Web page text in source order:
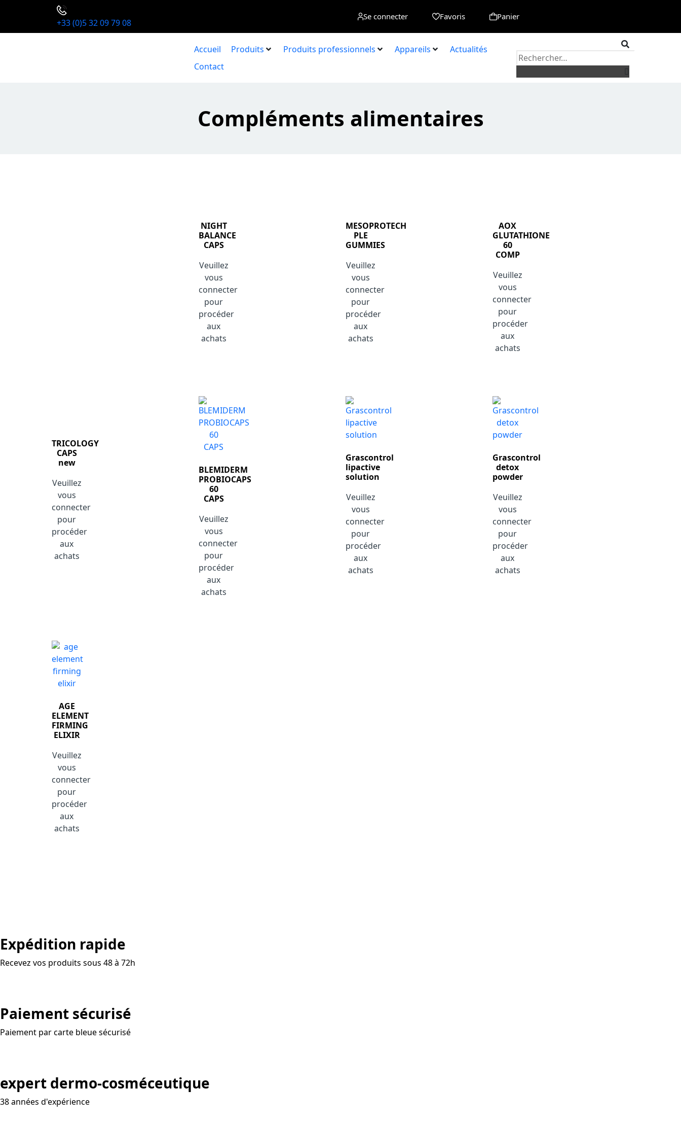
+33 (0)5 32 09 79 08
Se connecter Favoris Panier
Accueil Produits Produits professionnels Appareils
Actualités
Contact
Compléments alimentaires
NIGHT
BALANCE
CAPS
Veuillez
vous
connecter
pour
procéder
aux
achats
MESOPROTECH
PLE
GUMMIES
Veuillez
vous
connecter
pour
procéder
aux
achats
AOX
GLUTATHIONE
60
COMP
Veuillez
vous
connecter
pour
procéder
aux
achats
TRICOLOGY
CAPS
new
Veuillez
vous
connecter
pour
procéder
aux
achats
BLEMIDERM
PROBIOCAPS
60
CAPS
Veuillez
vous
connecter
pour
procéder
aux
achats
Grascontrol
lipactive
solution
Veuillez
vous
connecter
pour
procéder
aux
achats
Grascontrol
detox
powder
Veuillez
vous
connecter
pour
procéder
aux
achats
AGE
ELEMENT
FIRMING
ELIXIR
Veuillez
vous
connecter
pour
procéder
aux
achats
Expédition rapide
Recevez vos produits sous 48 à 72h
Paiement sécurisé
Paiement par carte bleue sécurisé
expert dermo-cosméceutique
38 années d'expérience